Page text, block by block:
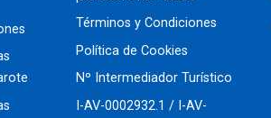
Términos y Condiciones
Política de Cookies
Nº Intermediador Turístico
I-AV-0002932.1 / I-AV-